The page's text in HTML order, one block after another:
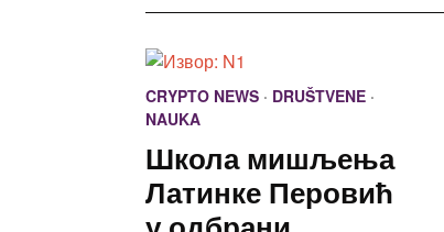
CRYPTO NEWS · DRUŠTVENE ·
NAUKA
Школа мишљења
Латинке Перовић